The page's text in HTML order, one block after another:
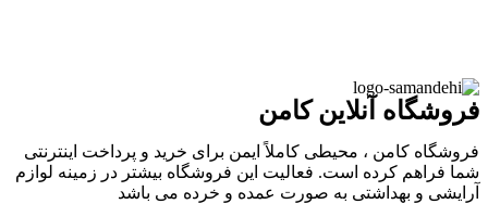
فروشگاه آنلاین کامن
فروشگاه کامن ، محیطی کاملاً ایمن برای خرید و پرداخت اینترنتی
شما فراهم کرده است. فعالیت این فروشگاه بیشتر در زمینه لوازم
آرایشی و بهداشتی به صورت عمده و خرده می باشد